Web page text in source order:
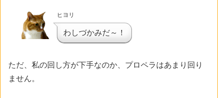
ヒヨリ
わしづかみだ～！
ただ、私の回し方が下手なのか、プロペラはあまり回り
ません。